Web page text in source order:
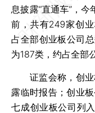
息披露“直通车”，
前，共有249家创
占全部创业板公司
为187类，约占全部
证监会称，创业
露临时报告；创业
七成创业板公司列